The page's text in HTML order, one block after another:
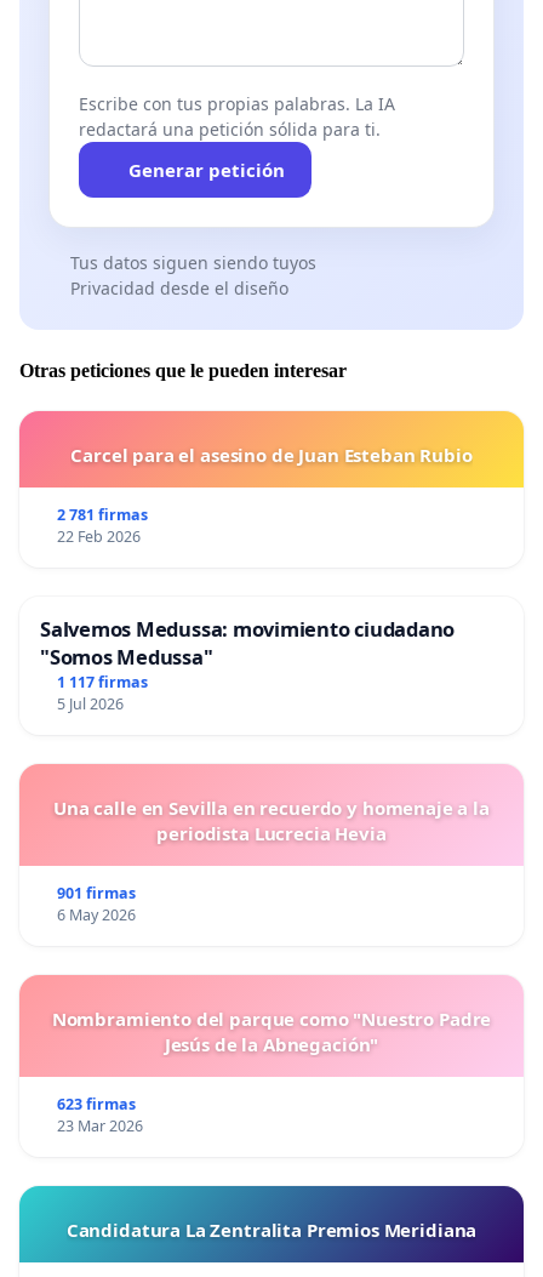
Escribe con tus propias palabras. La IA
redactará una petición sólida para ti.
Generar petición
Tus datos siguen siendo tuyos
Privacidad desde el diseño
Otras peticiones que le pueden interesar
Carcel para el asesino de Juan Esteban Rubio
2 781 firmas
22 Feb 2026
Salvemos Medussa: movimiento ciudadano
"Somos Medussa"
1 117 firmas
5 Jul 2026
Una calle en Sevilla en recuerdo y homenaje a la
periodista Lucrecia Hevia
901 firmas
6 May 2026
Nombramiento del parque como "Nuestro Padre
Jesús de la Abnegación"
623 firmas
23 Mar 2026
Candidatura La Zentralita Premios Meridiana